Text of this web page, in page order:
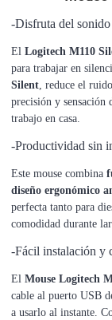
-Disfruta del
El Logitech M110
para trabajar en
Silent , reduce el
precisión y sensación
trabajo en casa.
-Productividad sin
Este mouse combina
diseño ergonómico
perfecta tanto para
comodidad durante
-Fácil instalación y
El Mouse Logitech
cable al puerto USB
a usarlo al instante.